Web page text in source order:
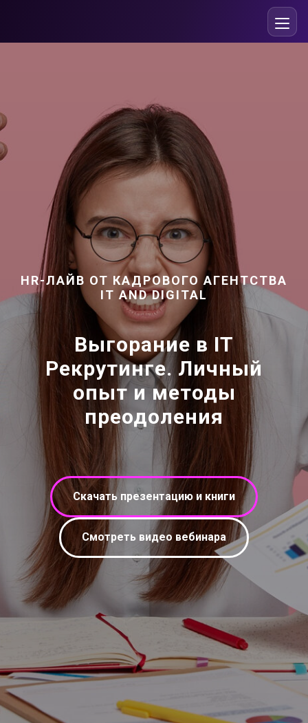
HR-ЛАЙВ ОТ КАДРОВОГО АГЕНТСТВА
IT AND DIGITAL
Выгорание в IT
Рекрутинге. Личный
опыт и методы
преодоления
Скачать презентацию и книги
Смотреть видео вебинара